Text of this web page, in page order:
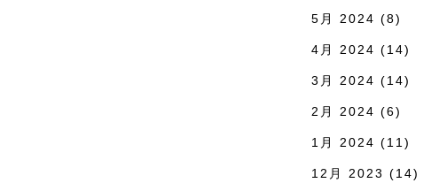
5月 2024 (8)
4月 2024 (14)
3月 2024 (14)
2月 2024 (6)
1月 2024 (11)
12月 2023 (14)